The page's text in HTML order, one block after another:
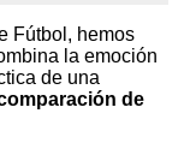
Fútbol, hemos
la emoción
de una
de